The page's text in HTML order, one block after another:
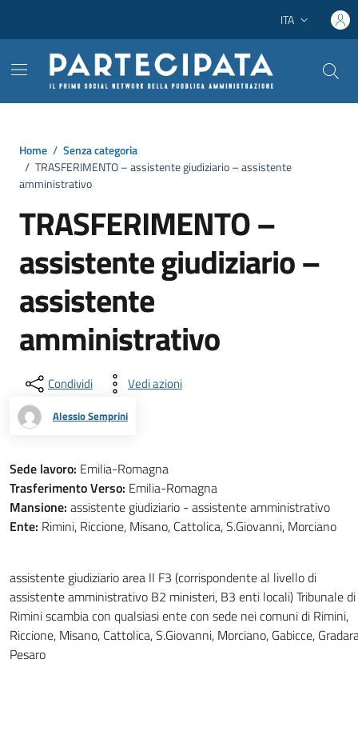
Lingua attiva:
ITA
Home / Senza categoria
/ TRASFERIMENTO – assistente giudiziario – assistente
amministrativo
TRASFERIMENTO –
assistente giudiziario –
assistente
amministrativo
Condividi Vedi azioni
Alessio Semprini
Sede lavoro: Emilia-Romagna
Trasferimento Verso: Emilia-Romagna
Mansione: assistente giudiziario - assistente amministrativo
Ente: Rimini, Riccione, Misano, Cattolica, S.Giovanni, Morciano
assistente giudiziario area II F3 (corrispondente al livello di
assistente amministrativo B2 ministeri, B3 enti locali) Tribunale di
Rimini scambia con qualsiasi ente con sede nei comuni di Rimini,
Riccione, Misano, Cattolica, S.Giovanni, Morciano, Gabicce,
Pesaro